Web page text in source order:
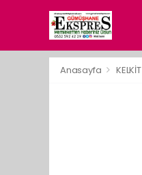
Anasayfa KELKİT